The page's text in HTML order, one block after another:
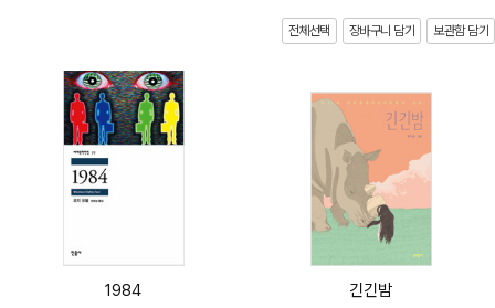
전체선택 장바구니 담기 보관함 담기
1984
긴긴밤